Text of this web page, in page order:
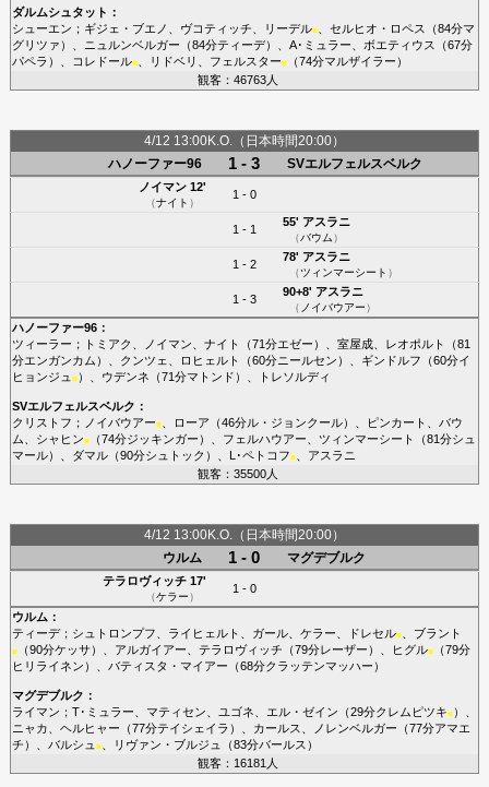
ダルムシュタット ：
シューエン ； ギジェ・ブエノ ヴコティッチ リーデル■、 セルヒオ・ロペス （84分マ
グリツァ ）、 ニュルンベルガー （84分ティーデ）、 A･ミュラー ボエティウス
（67分
パペラ ）、 コレドール■、 リドベリ フェルスター■（74分マルザイラー ）
観客：46763人
4/12 13:00K.O.（日本時間20:00）
ハノーファー96
1 - 3 SVエルフェルスベルク
ノイマン12'
（ナイト ）
1 - 0
1 - 1
55' アスラニ
（バウム）
1 - 2
78' アスラニ
（ツィンマーシート ）
1 - 3
90+8' アスラニ
（ ノイバウアー）
ハノーファー96：
ツィーラー ； トミアク ノイマン ナイト （71分エゼー ）、 室屋成、 レオポルト
（81
分エンガンカム ）、 クンツェ ロヒェルト （60分ニールセン ）、 ギンドルフ （60分イ
ヒョンジュ ■）、 ウデンネ （71分マトンド ）、 トレソルディ
SVエルフェルスベルク ：
クリストフ ； ノイバウアー■、 ローア （46分ル・ジョンクール）、 ピンカート
バウ
ム
シャヒン■（74分ジッキンガー ）、 フェルハウアー ツィンマーシート （81分シュ
マール）、 ダマル（90分シュトック ）、 L･ペトコフ■、 アスラニ
観客：35500人
4/12 13:00K.O.（日本時間20:00）
ウルム
1 - 0 マグデブルク
テラロヴィッチ17'
（ケラー）
1 - 0
ウルム ：
ティーデ； シュトロンプフ ライヒェルト ガール、 ケラー ドレセル■、 ブラント
■（90分ケッサ）、 アルガイアー テラロヴィッチ （79分レーザー ）、 ヒグル■（79分
ヒリライネン ）、 バティスタ・マイアー （68分クラッテンマッハー ）
マグデブルク ：
ライマン ； T･ミュラー マティセン ユゴネ エル・ゼイン （29分クレムピツキ■）、
ニャカ
ヘルヒャー （77分テイシェイラ ）、 カールス ノレンベルガー （77分アマエ
チ ）、 バルシュ ■、 リヴァン・ブルジュ （83分バールス ）
観客：16181人